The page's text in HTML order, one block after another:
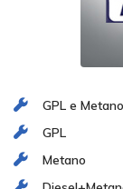
GPL e
GPL
Metano